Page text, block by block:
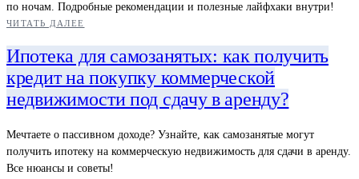
по ночам. Подробные рекомендации и полезные лайфхаки внутри!
ЧИТАТЬ ДАЛЕЕ
Ипотека для самозанятых: как получить
кредит на покупку коммерческой
недвижимости под сдачу в аренду?
Мечтаете о пассивном доходе? Узнайте, как самозанятые могут
получить ипотеку на коммерческую недвижимость для сдачи в аренду.
Все нюансы и советы!